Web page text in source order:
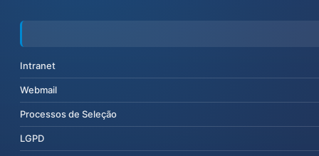
Intranet
Webmail
Processos de Seleção
LGPD